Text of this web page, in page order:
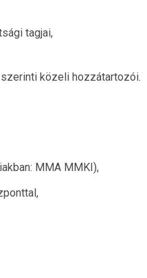
tagjai,
közeli hozzátartozói.
MMA MMKI),